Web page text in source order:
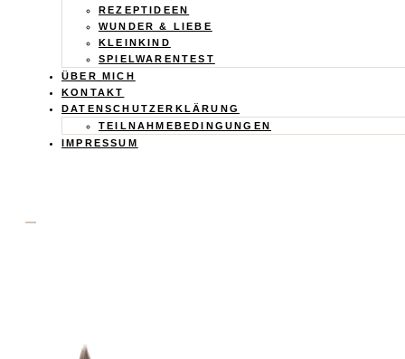
REZEPTIDEEN
WUNDER & LIEBE
KLEINKIND
SPIELWARENTEST
ÜBER MICH
KONTAKT
DATENSCHUTZERKLÄRUNG
TEILNAHMEBEDINGUNGEN
IMPRESSUM